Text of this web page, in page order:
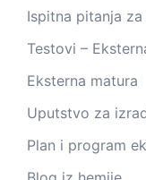
Ispitna pitanja
Testovi –
Eksterna matura
Uputstvo za
Plan i program